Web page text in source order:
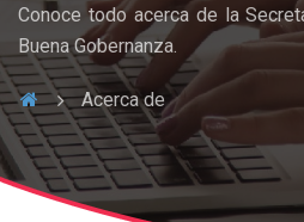
Conoce todo acerca de la
Buena Gobernanza.
Acerca de